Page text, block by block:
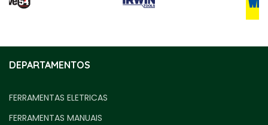
DEPARTAMENTOS
FERRAMENTAS ELETRICAS
FERRAMENTAS MANUAIS